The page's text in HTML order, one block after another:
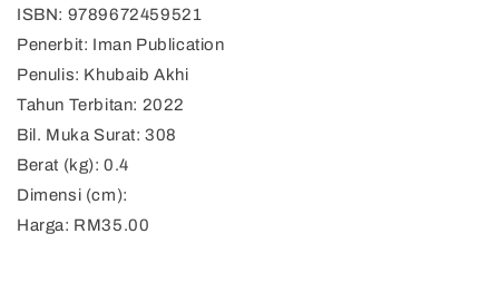
ISBN: 9789672459521
Penerbit: Iman Publication
Penulis: Khubaib Akhi
Tahun Terbitan: 2022
Bil. Muka Surat: 308
Berat (kg): 0.4
Dimensi (cm):
Harga: RM35.00